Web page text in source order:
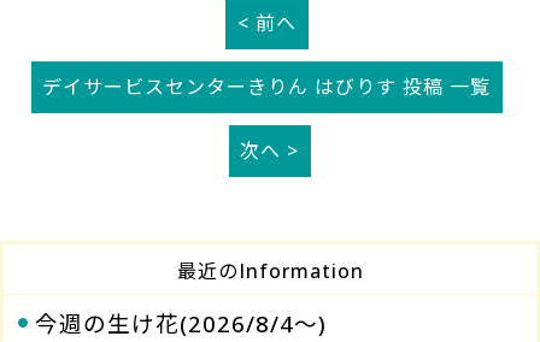
< 前へ
デイサービスセンターきりん はびりす 投稿 一覧
次へ >
最近のInformation
今週の生け花(2026/8/4～)